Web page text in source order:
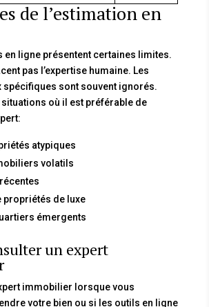
de l’estimation en
en ligne présentent certaines limites.
pas l’expertise humaine. Les
spécifiques sont souvent ignorés.
où il est préférable de
atypiques
volatils
propriétés de luxe
émergents
un expert
immobilier lorsque vous
votre bien ou si les outils en ligne